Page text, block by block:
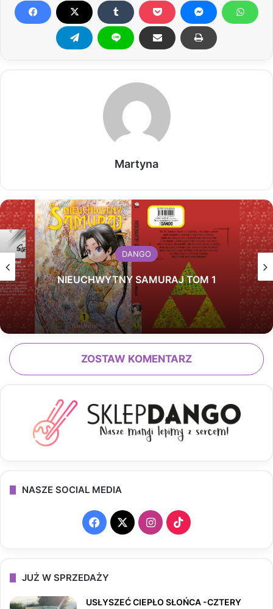
Martyna
DANGO
NIEUCHWYTNY SAMURAJ TOM 1
ZOSTAW KOMENTARZ
NASZE SOCIAL MEDIA
F
a
c
e
X
I
n
T
i
T
JUŻ W SPRZEDAŻY
USŁYSZEĆ CIEPŁO SŁOŃCA -CZTERY